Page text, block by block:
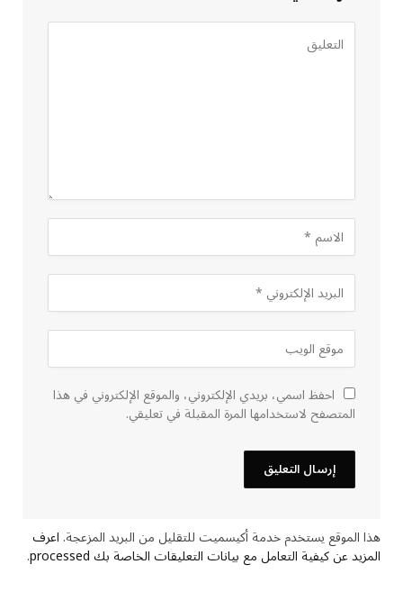
احفظ اسمي، بريدي الإلكتروني، والموقع الإلكتروني في هذا
المتصفح لاستخدامها المرة المقبلة في تعليقي.
هذا الموقع يستخدم خدمة أكيسميت للتقليل من البريد المزعجة.اعرف
المزيد عن كيفية التعامل مع بيانات التعليقات الخاصة بك processed .